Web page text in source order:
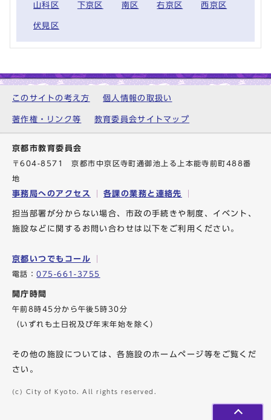
山科区 下京区 南区 右京区 西京区
伏見区
このサイトの考え方 個人情報の取扱い
著作権・リンク等 教育委員会サイトマップ
京都市教育委員会
〒604-8571 京都市中京区寺町通御池上る上本能寺前町488番
地
事務局へのアクセス 各課の業務と連絡先
担当部署が分からない場合、市政の手続きや制度、イベント、
施設などに関するお問い合わせは以下をご利用ください。
京都いつでもコール
電話：075-661-3755
開庁時間
午前8時45分から午後5時30分
（いずれも土日祝及び年末年始を除く）
その他の施設については、各施設のホームページ等をご覧くだ
さい。
(c) City of Kyoto. All rights reserved.